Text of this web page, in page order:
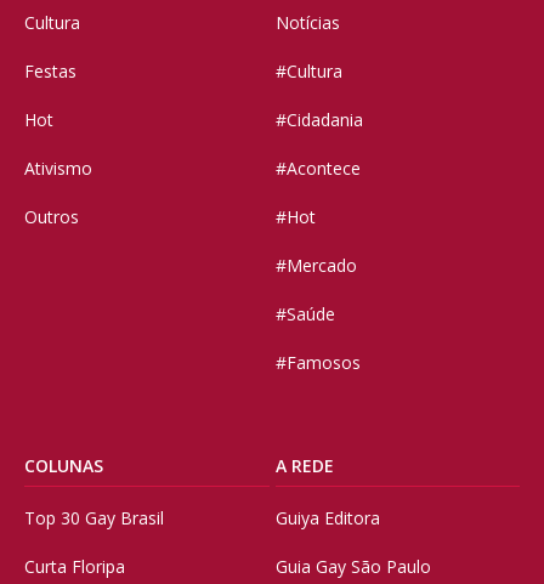
Cultura
Festas
Hot
Ativismo
Outros
Notícias
#Cultura
#Cidadania
#Acontece
#Hot
#Mercado
#Saúde
#Famosos
COLUNAS
Top 30 Gay Brasil
Curta Floripa
A REDE
Guiya Editora
Guia Gay São Paulo